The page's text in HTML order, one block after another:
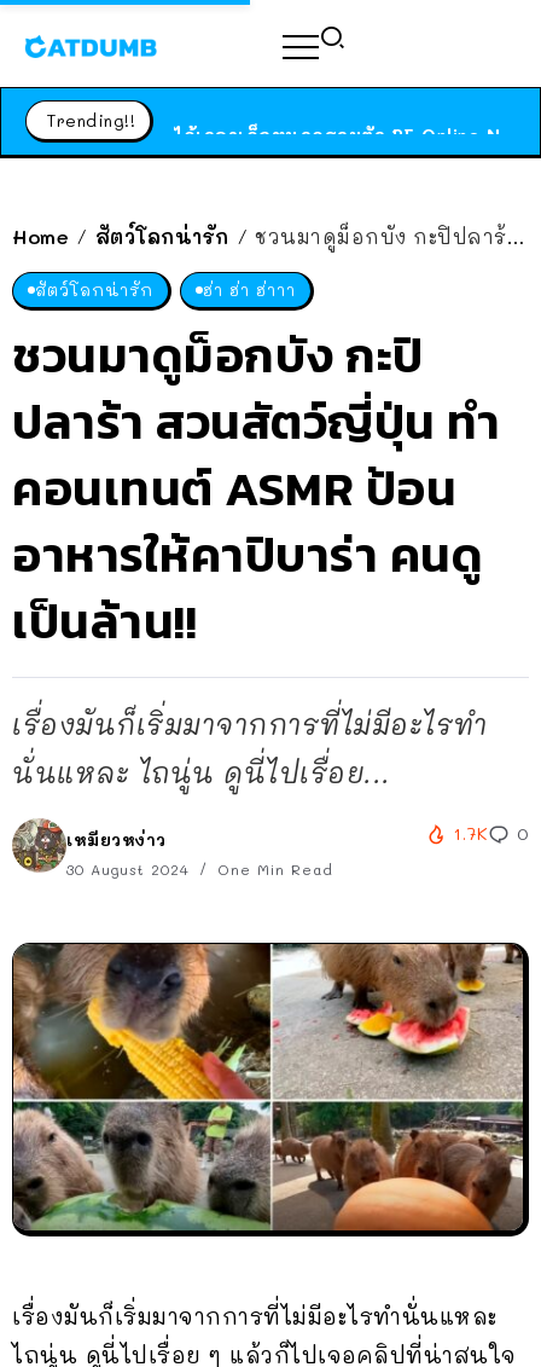
Trending!!
สาวญี่ปุ่นโดนแมวตัวเองกัด ไม่ได้ไปหาหมอตั้งแต่เนิ่นๆ สุดท้ายขาบวม กลายเป็นโรคเนื้อเน่า เตือนทาสแมวทั้งหลายให้ระวัง
Home / สัตว์โลกน่ารัก / ชวนมาดูม็อกบัง กะปิปลาร้า สวนสัตว์ญี่ปุ่น ทำคอนเทนต์ ASMR ป้อนอาหารให้คาปิบาร่า คนดูเป็นล้าน!!
สัตว์โลกน่ารัก ฮ่า ฮ่า ฮ่าาา
ชวนมาดูม็อกบัง กะปิ
ปลาร้า สวนสัตว์ญี่ปุ่น ทำ
คอนเทนต์ ASMR ป้อน
อาหารให้คาปิบาร่า คนดู
เป็นล้าน!!
เรื่องมันก็เริ่มมาจากการที่ไม่มีอะไรทำ
นั่นแหละ ไถนู่น ดูนี่ไปเรื่อย...
เหมียวหง่าว
30 August 2024 One Min Read
1.7K 0
เรื่องมันก็เริ่มมาจากการที่ไม่มีอะไรทำนั่นแหละ
ไถนู่น ดูนี่ไปเรื่อย ๆ แล้วก็ไปเจอคลิปที่น่าสนใจ